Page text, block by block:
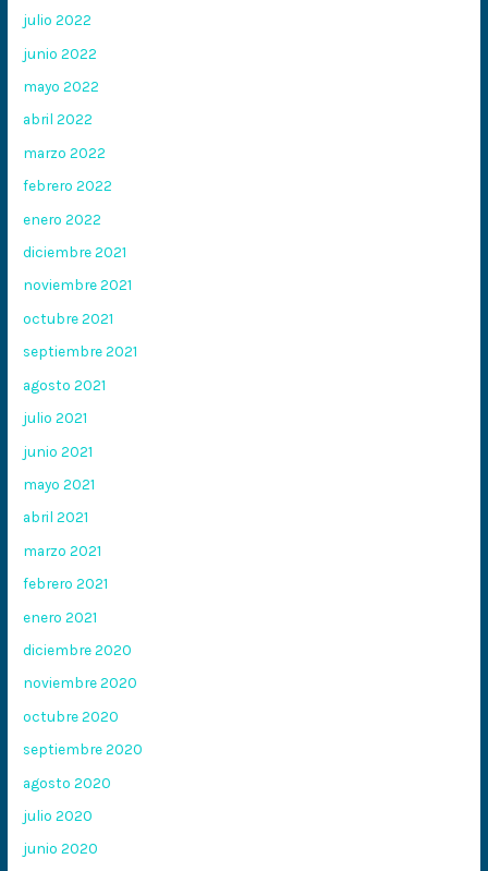
julio 2022
junio 2022
mayo 2022
abril 2022
marzo 2022
febrero 2022
enero 2022
diciembre 2021
noviembre 2021
octubre 2021
septiembre 2021
agosto 2021
julio 2021
junio 2021
mayo 2021
abril 2021
marzo 2021
febrero 2021
enero 2021
diciembre 2020
noviembre 2020
octubre 2020
septiembre 2020
agosto 2020
julio 2020
junio 2020